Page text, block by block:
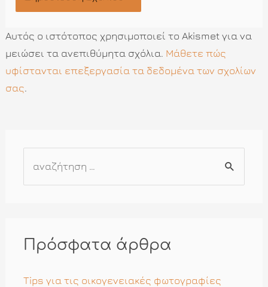
Αυτός ο ιστότοπος χρησιμοποιεί το Akismet για να
μειώσει τα ανεπιθύμητα σχόλια. Μάθετε πώς
υφίστανται επεξεργασία τα δεδομένα των σχολίων
σας.
ή
η
Πρόσφατα άρθρα
Tips για τις οικογενειακές φωτογραφίες